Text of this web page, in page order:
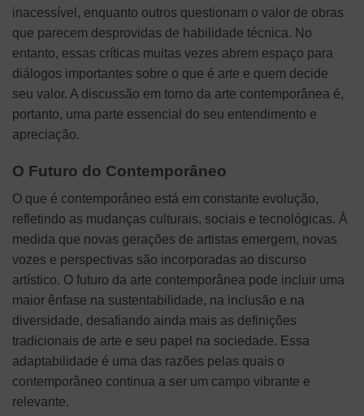
inacessível, enquanto outros questionam o valor de obras
que parecem desprovidas de habilidade técnica. No
entanto, essas críticas muitas vezes abrem espaço para
diálogos importantes sobre o que é arte e quem decide
seu valor. A discussão em torno da arte contemporânea é,
portanto, uma parte essencial do seu entendimento e
apreciação.
O Futuro do Contemporâneo
O que é contemporâneo está em constante evolução,
refletindo as mudanças culturais, sociais e tecnológicas. À
medida que novas gerações de artistas emergem, novas
vozes e perspectivas são incorporadas ao discurso
artístico. O futuro da arte contemporânea pode incluir uma
maior ênfase na sustentabilidade, na inclusão e na
diversidade, desafiando ainda mais as definições
tradicionais de arte e seu papel na sociedade. Essa
adaptabilidade é uma das razões pelas quais o
contemporâneo continua a ser um campo vibrante e
relevante.